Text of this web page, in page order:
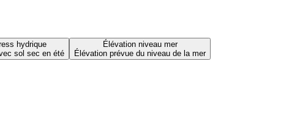
hydrique
sol sec en été
Élévation niveau mer
Élévation prévue du niveau de la mer